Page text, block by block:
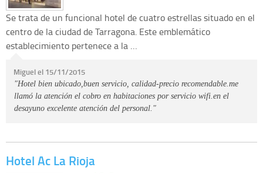
Se trata de un funcional hotel de cuatro estrellas situado en el
centro de la ciudad de Tarragona. Este emblemático
establecimiento pertenece a la …
Miguel el 15/11/2015
"Hotel bien ubicado,buen servicio, calidad-precio recomendable.me
llamó la atención el cobro en habitaciones por servicio wifi.en el
desayuno excelente atención del personal."
Hotel Ac La Rioja